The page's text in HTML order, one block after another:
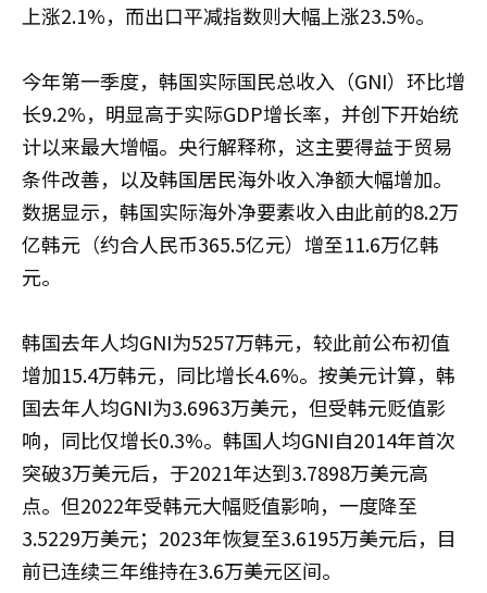
上涨2.1%，而出口平减指数则大幅上涨23.5%。
今年第一季度，韩国实际国民总收入（GNI）环比增
长9.2%，明显高于实际GDP增长率，并创下开始统
计以来最大增幅。央行解释称，这主要得益于贸易
条件改善，以及韩国居民海外收入净额大幅增加。
数据显示，韩国实际海外净要素收入由此前的8.2万
亿韩元（约合人民币365.5亿元）增至11.6万亿韩
元。
韩国去年人均GNI为5257万韩元，较此前公布初值
增加15.4万韩元，同比增长4.6%。按美元计算，韩
国去年人均GNI为3.6963万美元，但受韩元贬值影
响，同比仅增长0.3%。韩国人均GNI自2014年首次
突破3万美元后，于2021年达到3.7898万美元高
点。但2022年受韩元大幅贬值影响，一度降至
3.5229万美元；2023年恢复至3.6195万美元后，目
前已连续三年维持在3.6万美元区间。